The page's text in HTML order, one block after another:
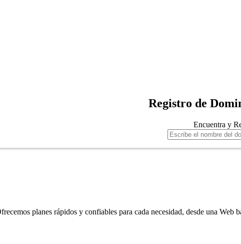
Registro de
Encuentra y
planes rápidos y confiables para cada necesidad, desde una Web